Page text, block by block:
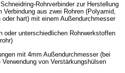
Rohrverbinder zur Herstellung
Verbindung aus zwei Rohren (Polyamid,
oder hart) mit einem Außendurchmesser
oder unterschiedlichen Rohrwerkstoffen
mit 4mm Außendurchmesser (bei
von Verstärkungshülsen